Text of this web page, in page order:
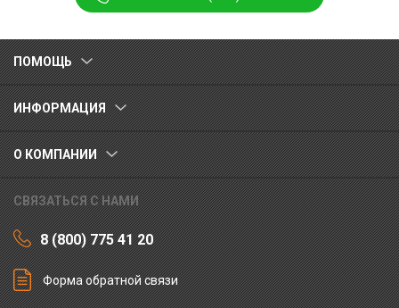
ПОМОЩЬ
ИНФОРМАЦИЯ
О КОМПАНИИ
СВЯЗАТЬСЯ С НАМИ
8 (800) 775 41 20
Форма обратной связи